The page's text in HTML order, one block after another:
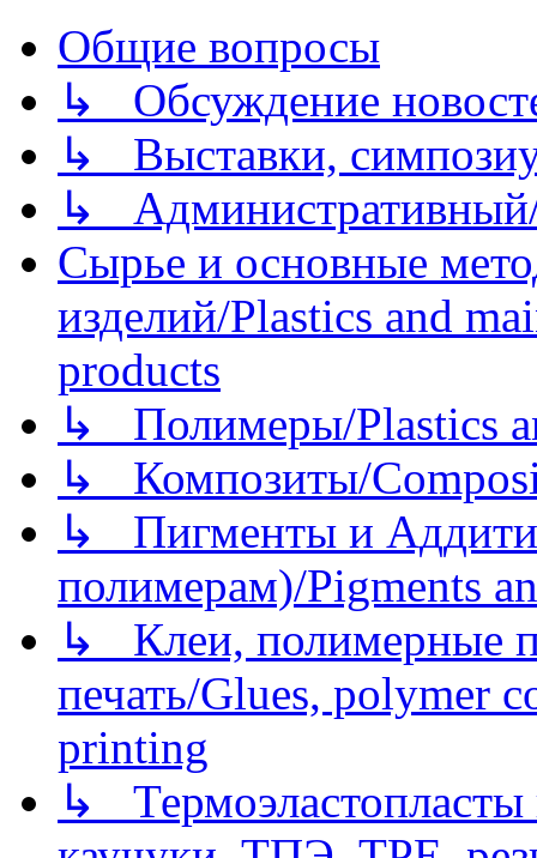
Общие вопросы
↳ Обсуждение
↳ Выставки,
↳
Сырье и основные
изделий/Plastics and
products
↳ Полимеры/Plastics
↳ Композиты/
↳ Пигменты и
полимерам)/Pigments
↳ Клеи, полимерные
печать/Glues, polymer
printing
↳